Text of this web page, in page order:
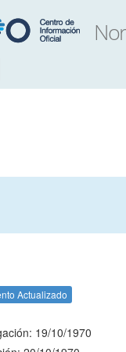
Actualizado
19/10/1970